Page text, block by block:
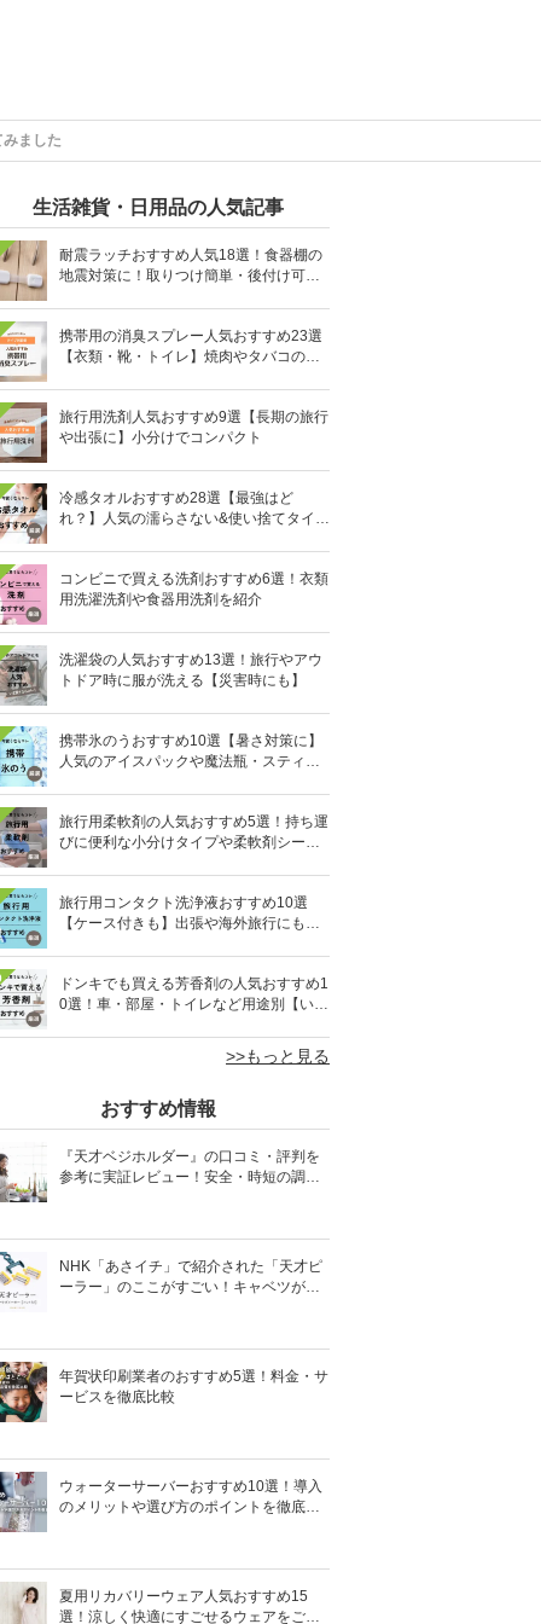
ました
生活雑貨・日用品の人気記事
耐震ラッチおすすめ人気18選！食器棚の
地震対策に！取りつけ簡単・後付け可能
携帯用の消臭スプレー人気おすすめ23選
【衣類・靴・トイレ】焼肉やタバコのニ
旅行用洗剤人気おすすめ9選【長期の旅行
や出張に】小分けでコンパクト
冷感タオルおすすめ28選【最強はど
れ？】人気の濡らさない&使い捨てタイプ
コンビニで買える洗剤おすすめ6選！衣類
用洗濯洗剤や食器用洗剤を紹介
洗濯袋の人気おすすめ13選！旅行やアウ
トドア時に服が洗える【災害時にも】
携帯氷のうおすすめ10選【暑さ対策に】
人気のアイスパックや魔法瓶・スティッ
旅行用柔軟剤の人気おすすめ5選！持ち運
びに便利な小分けタイプや柔軟剤シート
旅行用コンタクト洗浄液おすすめ10選
【ケース付きも】出張や海外旅行にも便
ドンキでも買える芳香剤の人気おすすめ1
0選！車・部屋・トイレなど用途別【いい
>>もっと見る
おすすめ情報
『天才ベジホルダー』の口コミ・評判を
参考に実証レビュー！安全・時短の調理
NHK「あさイチ」で紹介された「天才ピ
ーラー」のここがすごい！キャベツがほ
年賀状印刷業者のおすすめ5選！料金・サ
ービスを徹底比較
ウォーターサーバーおすすめ10選！導入
のメリットや選び方のポイントを徹底解
夏用リカバリーウェア人気おすすめ15
選！涼しく快適にすごせるウェアをご紹